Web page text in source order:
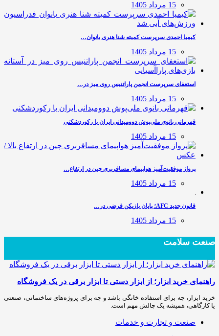
15 مرداد 1405
کیمیا احمدی سرپرست کمیته شنا هنری بانوان…
15 مرداد 1405
استعفای سرپرست انجمن پاراتنیس روی میز در…
15 مرداد 1405
قهرمانی بانوی ملی‌پوش دوومیدانی ایران با رکوردشکنی
15 مرداد 1405
پرواز موفقیت‌آمیز هواپیمای مسافربری چین در ارتفاع…
15 مرداد 1405
قانون جدید AFC؛ پایان بازیکن قرضی در…
15 مرداد 1405
صنعت سلامت
راهنمای خرید ابزار؛ از ابزار دستی تا ابزار برقی در یک فروشگاه
خرید ابزار، چه برای استفاده خانگی باشد و چه برای پروژه‌های ساختمانی، صنعتی
یا کارگاهی، همیشه یک چالش مهم است.
صنعت و تجارت و خدمات